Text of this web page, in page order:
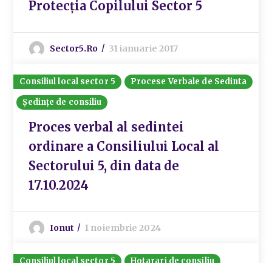
Protecția Copilului Sector 5
Sector5.ro 31 ianuarie 2017
Consiliul local sector 5
Procese Verbale de Sedinta
Ședințe de consiliu
Proces verbal al sedintei
ordinare a Consiliului Local al
Sectorului 5, din data de
17.10.2024
Ionut 1 noiembrie 2024
Consiliul local sector 5 Hotarari de consiliu